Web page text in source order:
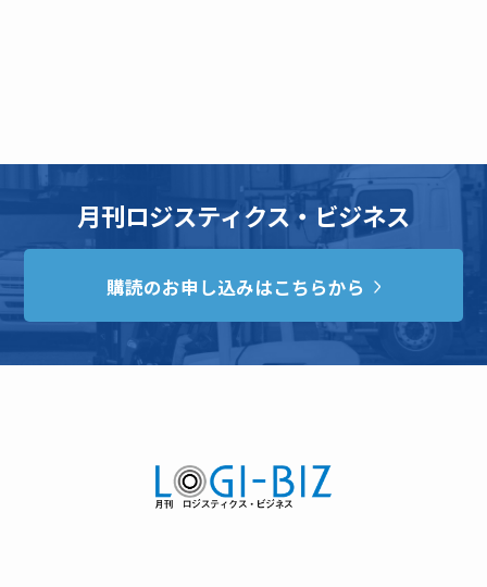
月刊ロジスティクス・ビジネス
購読のお申し込みはこちらから